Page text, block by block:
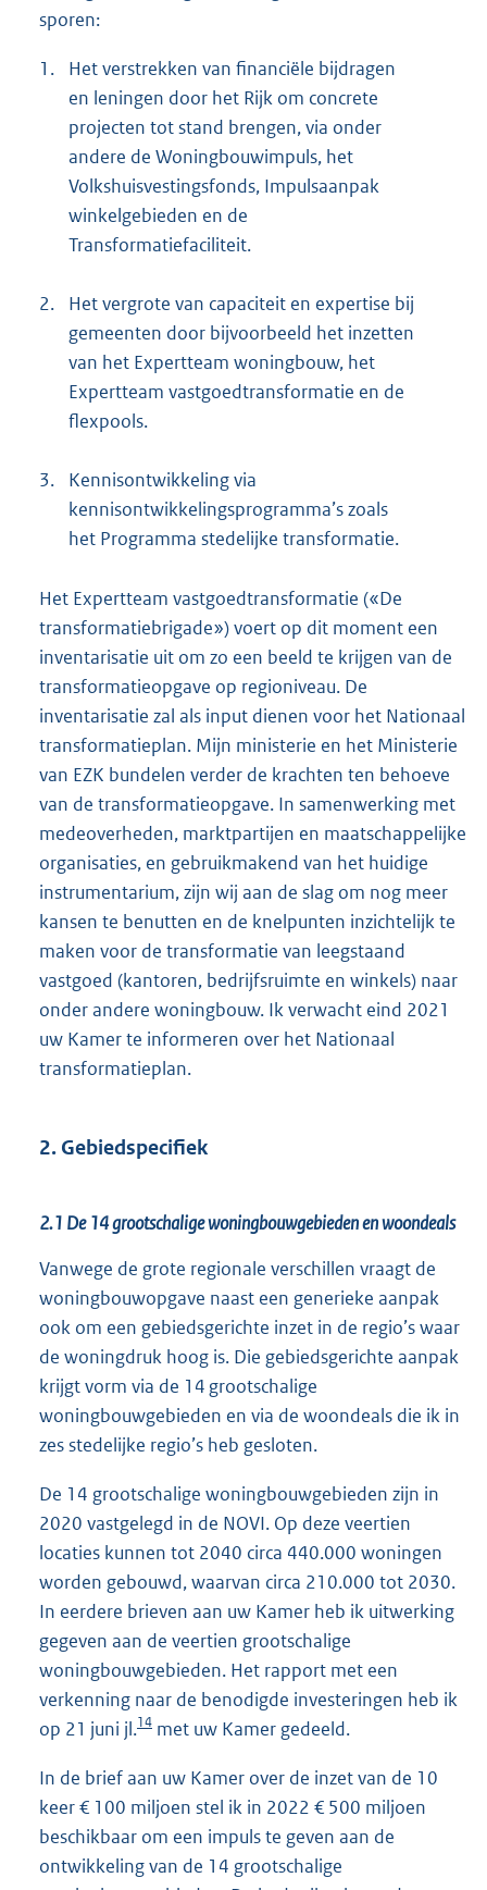
sporen:
1.
Het verstrekken van financiële bijdragen
en leningen door het Rijk om concrete
projecten tot stand brengen, via onder
andere de Woningbouwimpuls, het
Volkshuisvestingsfonds, Impulsaanpak
winkelgebieden en de
Transformatiefaciliteit.
2.
Het vergrote van capaciteit en expertise bij
gemeenten door bijvoorbeeld het inzetten
van het Expertteam woningbouw, het
Expertteam vastgoedtransformatie en de
flexpools.
3.
Kennisontwikkeling via
kennisontwikkelingsprogramma’s zoals
het Programma stedelijke transformatie.
Het Expertteam vastgoedtransformatie («De
transformatiebrigade») voert op dit moment een
inventarisatie uit om zo een beeld te krijgen van de
transformatieopgave op regioniveau. De
inventarisatie zal als input dienen voor het Nationaal
transformatieplan. Mijn ministerie en het Ministerie
van EZK bundelen verder de krachten ten behoeve
van de transformatieopgave. In samenwerking met
medeoverheden, marktpartijen en maatschappelijke
organisaties, en gebruikmakend van het huidige
instrumentarium, zijn wij aan de slag om nog meer
kansen te benutten en de knelpunten inzichtelijk te
maken voor de transformatie van leegstaand
vastgoed (kantoren, bedrijfsruimte en winkels) naar
onder andere woningbouw. Ik verwacht eind 2021
uw Kamer te informeren over het Nationaal
transformatieplan.
2. Gebiedspecifiek
2.1 De 14 grootschalige woningbouwgebieden en woondeals
Vanwege de grote regionale verschillen vraagt de
woningbouwopgave naast een generieke aanpak
ook om een gebiedsgerichte inzet in de regio’s waar
de woningdruk hoog is. Die gebiedsgerichte aanpak
krijgt vorm via de 14 grootschalige
woningbouwgebieden en via de woondeals die ik in
zes stedelijke regio’s heb gesloten.
De 14 grootschalige woningbouwgebieden zijn in
2020 vastgelegd in de NOVI. Op deze veertien
locaties kunnen tot 2040 circa 440.000 woningen
worden gebouwd, waarvan circa 210.000 tot 2030.
In eerdere brieven aan uw Kamer heb ik uitwerking
gegeven aan de veertien grootschalige
woningbouwgebieden. Het rapport met een
verkenning naar de benodigde investeringen heb ik
op 21 juni jl.14 met uw Kamer gedeeld.
In de brief aan uw Kamer over de inzet van de 10
keer € 100 miljoen stel ik in 2022 € 500 miljoen
beschikbaar om een impuls te geven aan de
ontwikkeling van de 14 grootschalige